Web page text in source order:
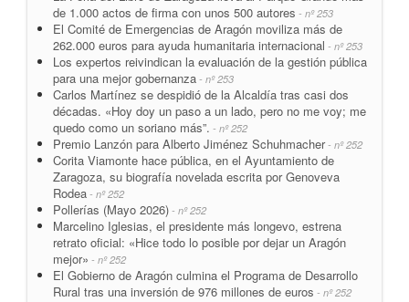
de 1.000 actos de firma con unos 500 autores - nº 253
El Comité de Emergencias de Aragón moviliza más de
262.000 euros para ayuda humanitaria internacional - nº 253
Los expertos reivindican la evaluación de la gestión pública
para una mejor gobernanza - nº 253
Carlos Martínez se despidió de la Alcaldía tras casi dos
décadas. «Hoy doy un paso a un lado, pero no me voy; me
quedo como un soriano más”. - nº 252
Premio Lanzón para Alberto Jiménez Schuhmacher- nº 252
Corita Viamonte hace pública, en el Ayuntamiento de
Zaragoza, su biografía novelada escrita por Genoveva
Rodea - nº 252
Pollerías (Mayo 2026) - nº 252
Marcelino Iglesias, el presidente más longevo, estrena
retrato oficial: «Hice todo lo posible por dejar un Aragón
mejor» - nº 252
El Gobierno de Aragón culmina el Programa de Desarrollo
Rural tras una inversión de 976 millones de euros - nº 252